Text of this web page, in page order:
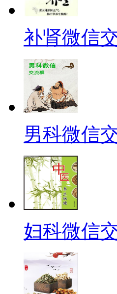
补肾微信
男科微信
妇科微信